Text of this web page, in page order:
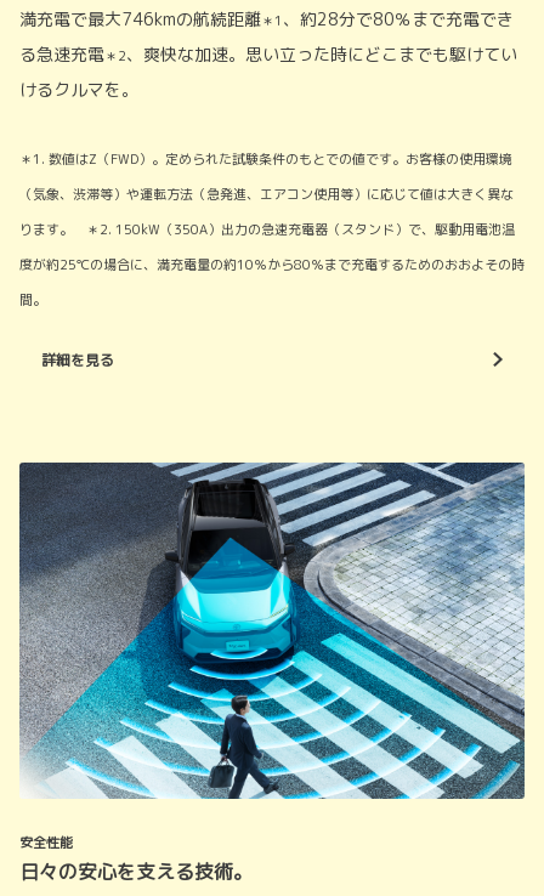
満充電で最大746kmの航続距離＊1 、約28分で80％まで充電でき
る急速充電＊2、爽快な加速。思い立った時にどこまでも駆けてい
けるクルマを。
＊1. 数値はZ（FWD）。定められた試験条件のもとでの値です。お客様の使用環境
（気象、渋滞等）や運転方法（急発進、エアコン使用等）に応じて値は大きく異な
ります。 ＊2. 150kW（350A）出力の急速充電器（スタンド）で、駆動用電池温
度が約25℃の場合に、満充電量の約10％から80％まで充電するためのおおよその時
間。
詳細を見る
安全性能
日々の安心を支える技術。